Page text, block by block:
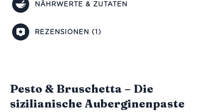
NÄHRWERTE & ZUTATEN
REZENSIONEN (1)
Pesto & Bruschetta – Die
sizilianische Auberginenpaste